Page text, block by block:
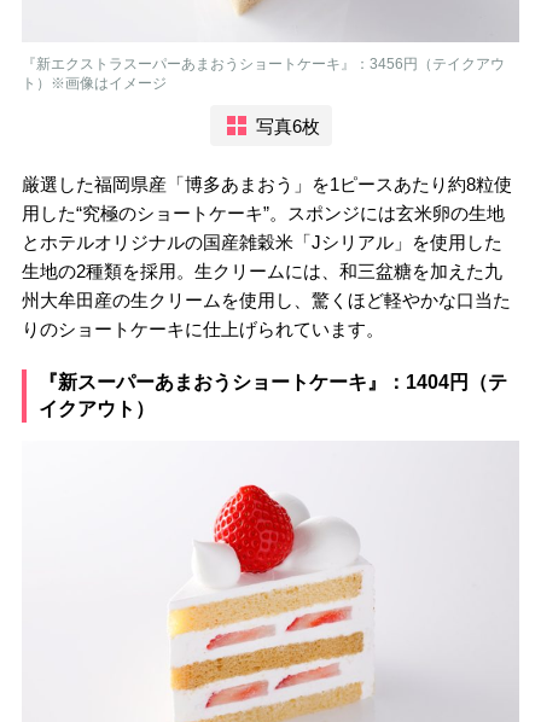
『新エクストラスーパーあまおうショートケーキ』：3456円（テイクアウ
ト）※画像はイメージ
写真6枚
厳選した福岡県産「博多あまおう」を1ピースあたり約8粒使
用した“究極のショートケーキ”。スポンジには玄米卵の生地
とホテルオリジナルの国産雑穀米「Jシリアル」を使用した
生地の2種類を採用。生クリームには、和三盆糖を加えた九
州大牟田産の生クリームを使用し、驚くほど軽やかな口当た
りのショートケーキに仕上げられています。
『新スーパーあまおうショートケーキ』：1404円（テ
イクアウト）